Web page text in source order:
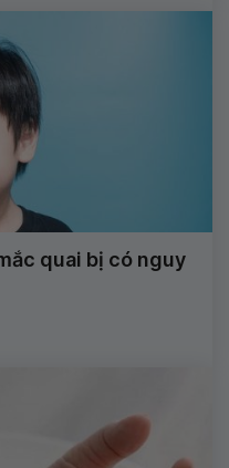
quai bị có nguy